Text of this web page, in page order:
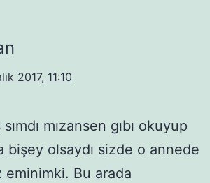
2017, 11:10
mızansen gıbı okuyup
bişey olsaydı sizde o annede
Bu arada